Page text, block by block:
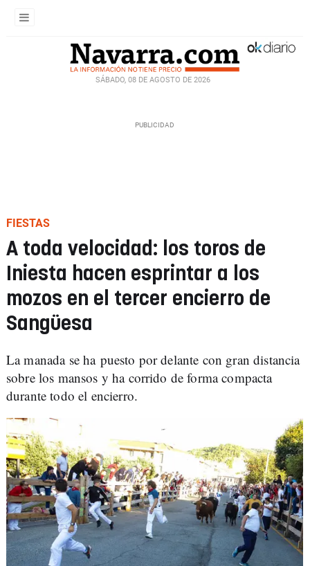
SÁBADO, 08 DE AGOSTO DE 2026
FIESTAS
A toda velocidad: los toros de
Iniesta hacen esprintar a los
mozos en el tercer encierro de
Sangüesa
La manada se ha puesto por delante con gran distancia
sobre los mansos y ha corrido de forma compacta
durante todo el encierro.